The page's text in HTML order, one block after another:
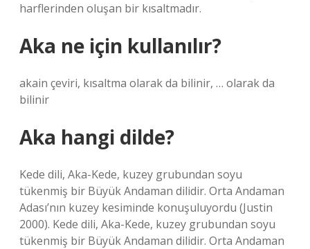
harflerinden oluşan bir kısaltmadır.
Aka ne için kullanılır?
akain çeviri, kısaltma olarak da bilinir, … olarak da
bilinir
Aka hangi dilde?
Kede dili, Aka-Kede, kuzey grubundan soyu
tükenmiş bir Büyük Andaman dilidir. Orta Andaman
Adası’nın kuzey kesiminde konuşuluyordu (Justin
2000). Kede dili, Aka-Kede, kuzey grubundan soyu
tükenmiş bir Büyük Andaman dilidir. Orta Andaman